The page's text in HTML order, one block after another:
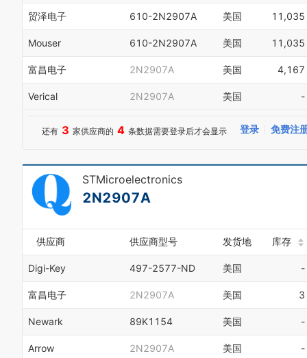
贸泽电子 610-2N2907A 美国 11,035
Mouser 610-2N2907A 美国 11,035
富昌电子 2N2907A 美国 4,167
Verical 2N2907A 美国 -
还有 3 家供应商的 4 条数据需要登录后才会显示 登录 免费注
STMicroelectronics
2N2907A
供应商 供应商型号 发货地 库存
Digi-Key 497-2577-ND 美国 -
富昌电子 2N2907A 美国 3
Newark 89K1154 美国 -
Arrow 2N2907A 美国 -